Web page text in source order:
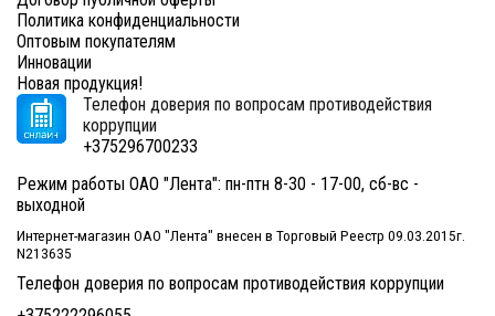
Политика конфиденциальности
Оптовым покупателям
Инновации
Новая продукция!
Телефон доверия по вопросам противодействия
коррупции
+375296700233
Режим работы ОАО "Лента": пн-птн 8-30 - 17-00, сб-вс -
выходной
Интернет-магазин ОАО "Лента" внесен в Торговый Реестр 09.03.2015г.
N213635
Телефон доверия по вопросам противодействия коррупции